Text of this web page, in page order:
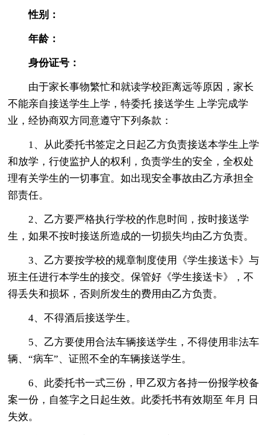
性别：
年龄：
身份证号：
由于家长事物繁忙和就读学校距离远等原因，家长
不能亲自接送学生上学，特委托 接送学生 上学完成学
业，经协商双方同意遵守下列条款：
1、从此委托书签定之日起乙方负责接送本学生上学
和放学，行使监护人的权利，负责学生的安全，全权处
理有关学生的一切事宜。如出现安全事故由乙方承担全
部责任。
2、乙方要严格执行学校的作息时间，按时接送学
生，如果不按时接送所造成的一切损失均由乙方负责。
3、乙方要按学校的规章制度使用《学生接送卡》与
班主任进行本学生的接交。保管好《学生接送卡》，不
得丢失和损坏，否则所发生的费用由乙方负责。
4、不得酒后接送学生。
5、乙方要使用合法车辆接送学生，不得使用非法车
辆、“病车”、证照不全的车辆接送学生。
6、此委托书一式三份，甲乙双方各持一份报学校备
案一份，自签字之日起生效。此委托书有效期至 年月 日
失效。